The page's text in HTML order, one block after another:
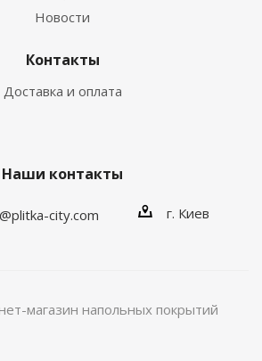
Новости
Контакты
Доставка и оплата
Наши контакты
city.com г. Киев
магазин напольных покрытий